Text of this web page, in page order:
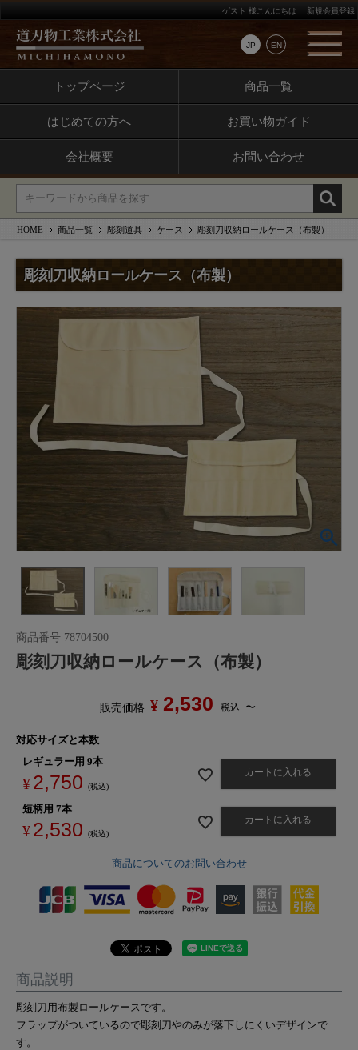
JP EN
ゲスト 様こんにちは 新規会員登録
トップページ 商品一覧
はじめての方へ お買い物ガイド
会社概要 お問い合わせ
HOME 商品一覧 彫刻道具 ケース 彫刻刀収納ロールケース（布製）
彫刻刀収納ロールケース（布製）
商品番号 78704500
彫刻刀収納ロールケース（布製）
販売価格 ¥ 2,530 税込 〜
対応サイズと本数
レギュラー用 9本
¥2,750 税込
カートに入れる
短柄用 7本
¥2,530 税込
カートに入れる
商品についてのお問い合わせ
商品説明
彫刻刀用布製ロールケースです。
フラップがついているので彫刻刀やのみが落下しにくいデザインで
す。